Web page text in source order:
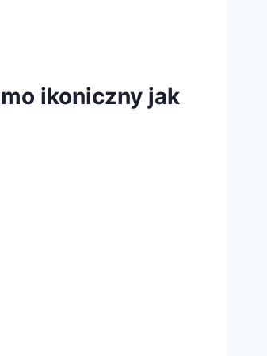
ikoniczny jak